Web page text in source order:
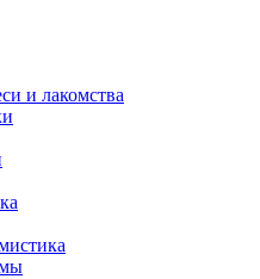
и лакомства